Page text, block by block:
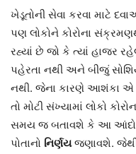
ખેડૂતોની સેવા કરવા માટે
પણ લોકોને કોરોના
રહ્યાં છે જો કે ત્યાં હાજર
પહેરતા નથી અને બીજું
નથી. જેના કારણે આશંકા એ
તો મોટી સંખ્યામાં લોકો
સમય જ બતાવશે કે આ
પોતાનો નિર્ણયજણાવશે.